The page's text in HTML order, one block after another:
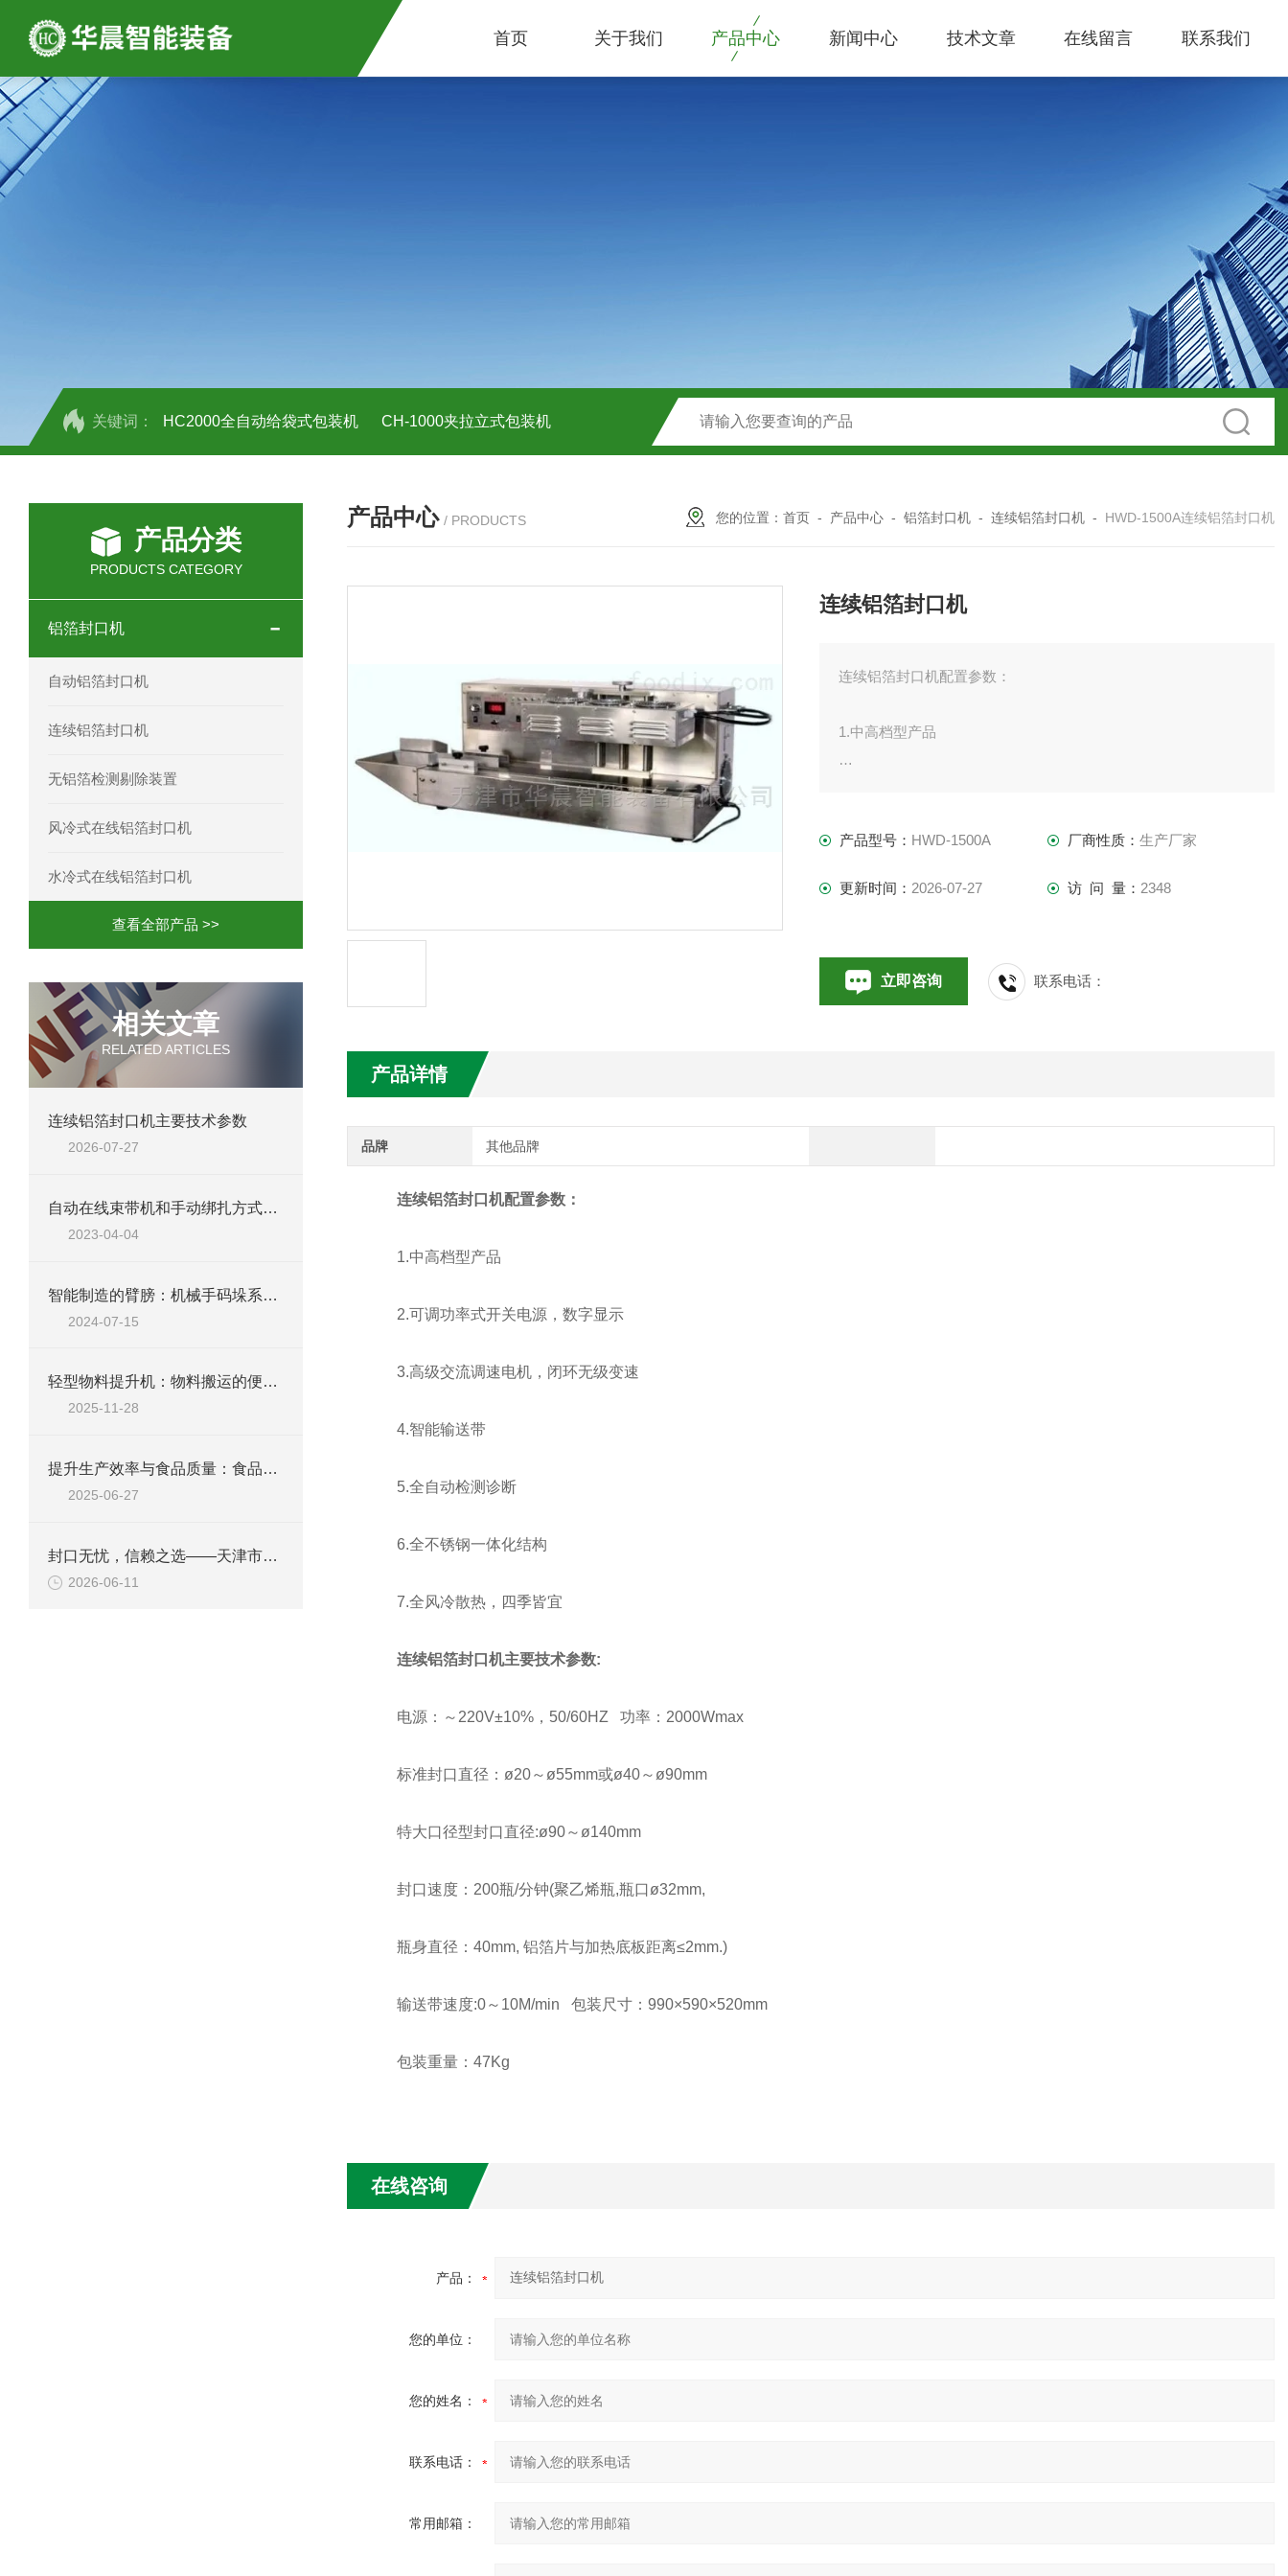
首页 关于我们 产品中心 新闻中心 技术文章 在线留言 联系我们
关键词： HC2000全自动给袋式包装机 CH-1000夹拉立式包装机
产品中心 / PRODUCTS 您的位置： 首页 - 产品中心 - 铝箔封口机 - 连续铝箔封口机 - HWD-1500A连续铝箔封口机
连续铝箔封口机
连续铝箔封口机配置参数：
1.中高档型产品
3.高级交流调速电机，闭环无级变速
产品型号： HWD-1500A 厂商性质： 生产厂家
更新时间： 2026-07-27 访 问 量： 2348
立即咨询 联系电话：
产品详情
品牌 其他品牌
连续铝箔封口机配置参数：
1.中高档型产品
2.可调功率式开关电源，数字显示
3.高级交流调速电机，闭环无级变速
4.智能输送带
5.全自动检测诊断
6.全不锈钢一体化结构
7.全风冷散热，四季皆宜
连续铝箔封口机主要技术参数:
电源：～220V±10%，50/60HZ 功率：2000Wmax
标准封口直径：ø20～ø55mm或ø40～ø90mm
特大口径型封口直径:ø90～ø140mm
封口速度：200瓶/分钟(聚乙烯瓶,瓶口ø32mm,
瓶身直径：40mm, 铝箔片与加热底板距离≤2mm.)
输送带速度:0～10M/min 包装尺寸：990×590×520mm
包装重量：47Kg
在线咨询
产品：
您的单位：
您的姓名：
联系电话：
常用邮箱：
产品分类
PRODUCTS CATEGORY
铝箔封口机
自动铝箔封口机
连续铝箔封口机
无铝箔检测剔除装置
风冷式在线铝箔封口机
水冷式在线铝箔封口机
查看全部产品 >>
相关文章
RELATED ARTICLES
连续铝箔封口机主要技术参数
2026-07-27
自动在线束带机和手动绑扎方式相比有哪些优点？
2023-04-04
智能制造的臂膀：机械手码垛系统的革命性进展
2024-07-15
轻型物料提升机：物料搬运的便捷“助手”
2025-11-28
提升生产效率与食品质量：食品级皮带机流水线的创新应用
2025-06-27
封口无忧，信赖之选——天津市华晨智能装备有限公司连续铝箔封口机再获新单
2026-06-11